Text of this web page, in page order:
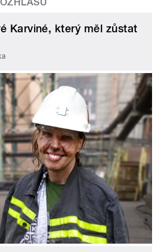
Karviné, který měl zůstat